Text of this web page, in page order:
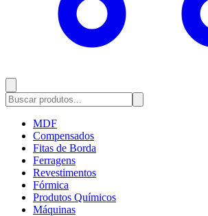
MDF
Compensados
Fitas de Borda
Ferragens
Revestimentos
Fórmica
Produtos Químicos
Máquinas